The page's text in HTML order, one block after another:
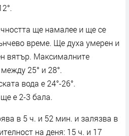
ще намалее и ще се
време. Ще духа умерен и
вятър. Максималните
25° и 28°.
вода е 24°-26°.
е 2-3 бала.
в 5 ч. и 52 мин. и залязва в
на деня: 15 ч. и 17